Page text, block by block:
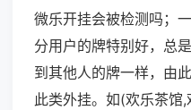
微乐开挂会被检测吗；
分用户的牌特别好，总
到其他人的牌一样，由
此类外挂。如(欢乐茶馆,